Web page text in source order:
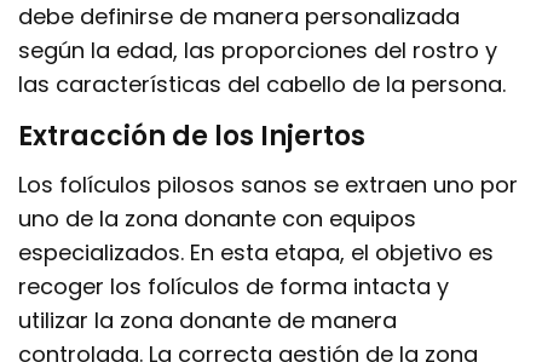
debe definirse de manera personalizada
según la edad, las proporciones del rostro y
las características del cabello de la persona.
Extracción de los Injertos
Los folículos pilosos sanos se extraen uno por
uno de la zona donante con equipos
especializados. En esta etapa, el objetivo es
recoger los folículos de forma intacta y
utilizar la zona donante de manera
controlada. La correcta gestión de la zona